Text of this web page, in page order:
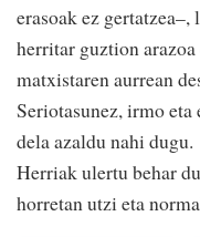
erasoak ez
herritar guztion
matxistaren aurrean
Seriotasunez, irmo
dela azaldu nahi dugu.
Herriak ulertu behar
horretan utzi eta